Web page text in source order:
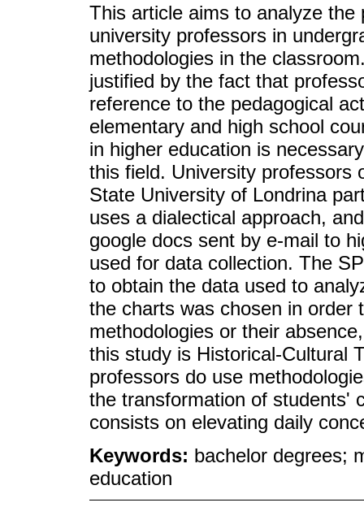
This article aims to analyze the
university professors in
methodologies in the
justified by the fact that
reference to the pedagogical
elementary and high school
in higher education is
this field. University professors
State University of Londrina
uses a dialectical approach,
google docs sent by e-mail to
used for data collection. The
to obtain the data used to
the charts was chosen in order
methodologies or their
this study is Historical-Cultural
professors do use
the transformation of students'
consists on elevating daily
Keywords: bachelor degrees;
education